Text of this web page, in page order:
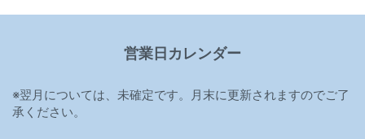
ビ
シ
ョ
稿:
稿:
営業日カレンダー
※翌月については、未確定です。月末に更新されますのでご了
承ください。